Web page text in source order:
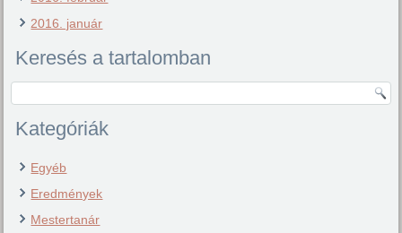
2016. január
Keresés a tartalomban
Kategóriák
Egyéb
Eredmények
Mestertanár